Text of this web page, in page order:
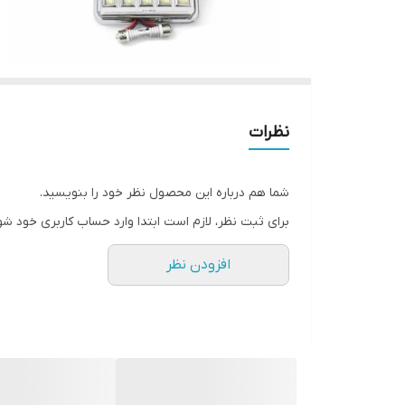
نظرات
شما هم درباره این محصول نظر خود را بنویسید.
برای ثبت نظر، لازم است ابتدا وارد حساب کاربری خود
افزودن نظر